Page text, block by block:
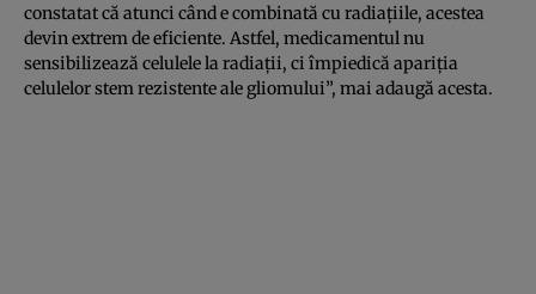
constatat că atunci când e combinată cu radiaţiile, acestea
devin extrem de eficiente. Astfel, medicamentul nu
sensibilizează celulele la radiaţii, ci împiedică apariţia
celulelor stem rezistente ale gliomului”, mai adaugă acesta.